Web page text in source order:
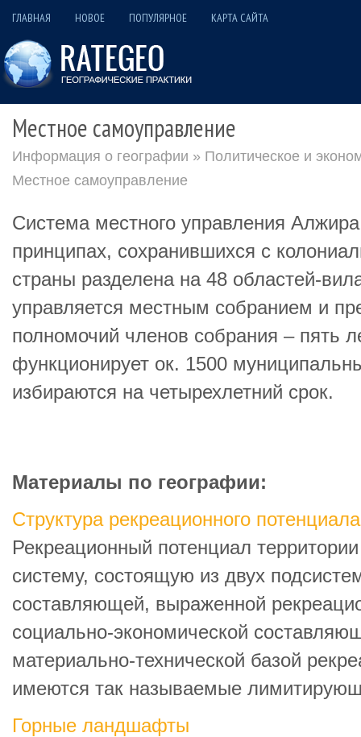
ГЛАВНАЯ НОВОЕ ПОПУЛЯРНОЕ КАРТА САЙТА
Местное самоуправление
Информация о географии » Политическое и
Местное самоуправление
Система местного управления
принципах, сохранившихся с
страны разделена на 48 областей-
управляется местным собранием и
полномочий членов собрания – пять
функционирует ок. 1500
избираются на четырехлетний срок.
Материалы по географии:
Структура рекреационного
Рекреационный потенциал
систему, состоящую из двух
составляющей, выраженной
социально-экономической
материально-технической базой
имеются так называемые
Горные ландшафты